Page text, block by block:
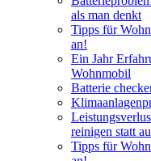
als man denkt
Tipps für
an!
Ein Jahr
Wohnmobil
Batterie
reinigen statt
Tipps für